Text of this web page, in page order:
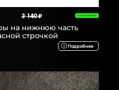
3 140 ₽ В НАЛИЧИИ
на нижнюю часть
строчкой
Подробнее